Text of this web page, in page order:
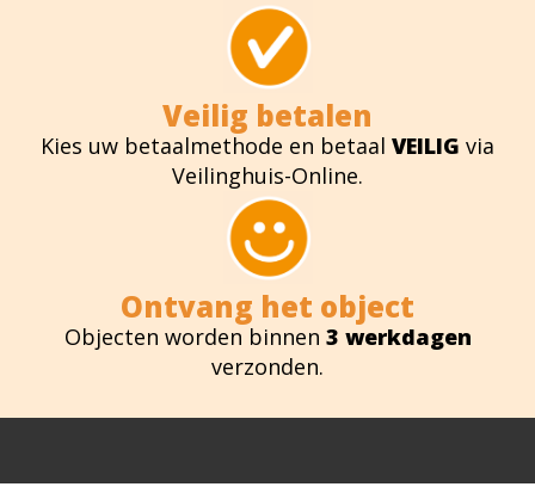
Veilig betalen
Kies uw betaalmethode en betaal VEILIG via
Veilinghuis-Online.
Ontvang het object
Objecten worden binnen 3 werkdagen
verzonden.